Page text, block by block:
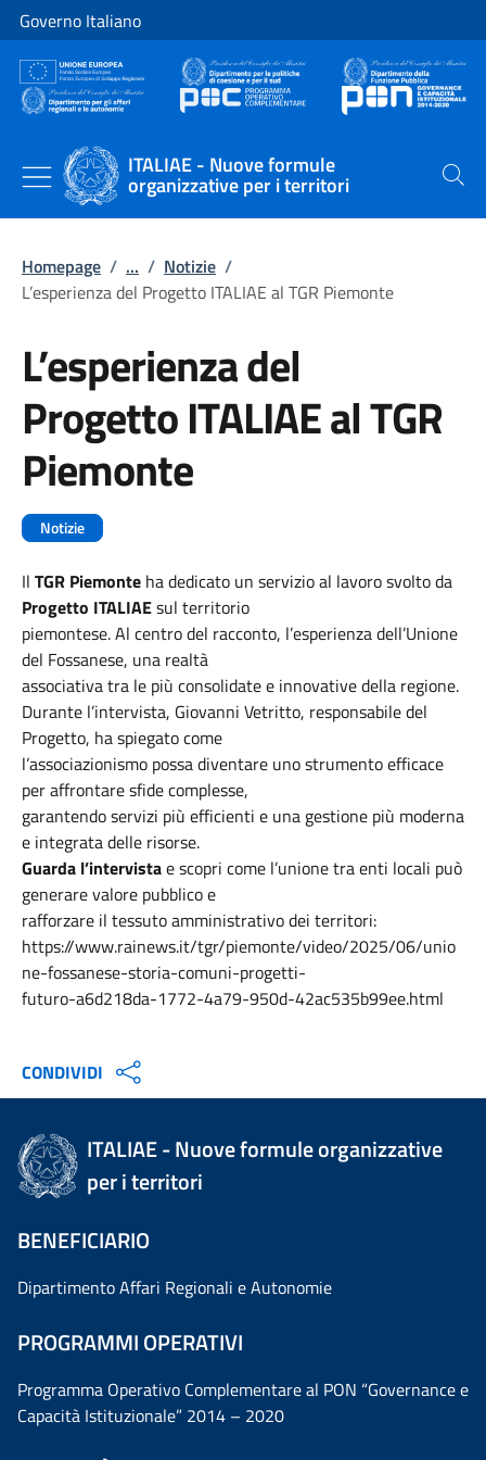
Vai al contenuto
Vai alla navigazione del sito
Governo Italiano
ITALIAE - Nuove formule
organizzative per i territori Cerca
Homepage / ... / Notizie /
L’esperienza del Progetto ITALIAE al TGR Piemonte
L’esperienza del
Progetto ITALIAE al TGR
Piemonte
Notizie
Il TGR Piemonte ha dedicato un servizio al lavoro svolto da
Progetto ITALIAEsul territorio
piemontese. Al centro del racconto, l’esperienza dell’Unione
del Fossanese, una realtà
associativa tra le più consolidate e innovative della regione.
Durante l’intervista, Giovanni Vetritto, responsabile del
Progetto, ha spiegato come
l’associazionismo possa diventare uno strumento efficace
per affrontare sfide complesse,
garantendo servizi più efficienti e una gestione più moderna
e integrata delle risorse.
Guarda l’intervistae scopri come l’unione tra enti locali può
generare valore pubblico e
rafforzare il tessuto amministrativo dei territori:
https://www.rainews.it/tgr/piemonte/video/2025/06/unio
ne-fossanese-storia-comuni-progetti-
futuro-a6d218da-1772-4a79-950d-42ac535b99ee.html
CONDIVIDI
ITALIAE - Nuove formule organizzative
per i territori
BENEFICIARIO
Dipartimento Affari Regionali e Autonomie
PROGRAMMI OPERATIVI
Programma Operativo Complementare al PON “Governance e
Capacità Istituzionale” 2014 – 2020